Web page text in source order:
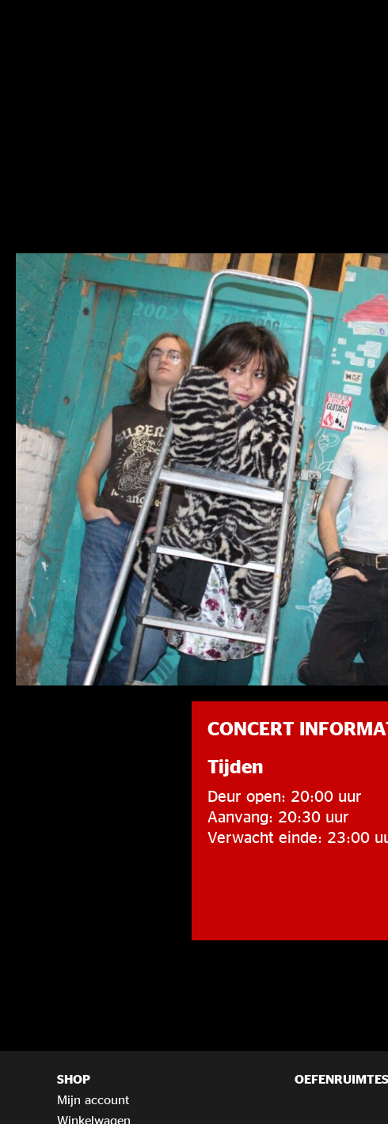
CONCERT
Tijden
Deur open: 20:00 uur
Aanvang: 20:30 uur
Verwacht einde: 23:00
SHOP
Mijn account
Winkelwagen
OEFENRUIMTES